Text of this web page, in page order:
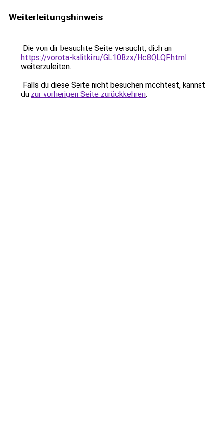
Weiterleitungshinweis
Die von dir besuchte Seite versucht, dich an
https://vorota-kalitki.ru/GL10Bzx/Hc8QLQP.html
weiterzuleiten.
Falls du diese Seite nicht besuchen möchtest, kannst
du zur vorherigen Seite zurückkehren.